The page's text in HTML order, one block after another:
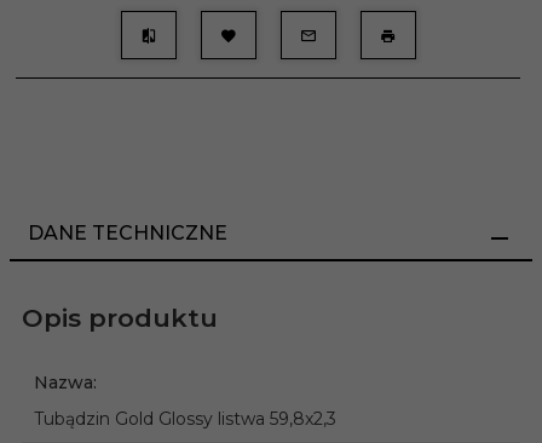
DANE TECHNICZNE
Opis produktu
Nazwa:
Tubądzin Gold Glossy listwa 59,8x2,3